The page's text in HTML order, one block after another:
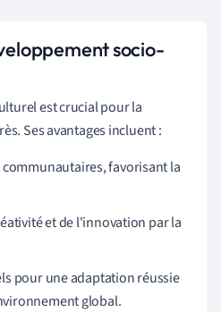
socio-
est crucial pour la
Ses avantages incluent :
favorisant la
et de l'innovation par la
pour une adaptation réussie
global.